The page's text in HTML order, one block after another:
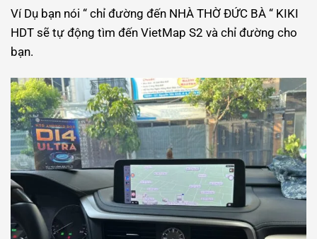
Ví Dụ bạn nói “ chỉ đường đến NHÀ THỜ ĐỨC BÀ “ KIKI
HDT sẽ tự động tìm đến VietMap S2 và chỉ đường cho
bạn.